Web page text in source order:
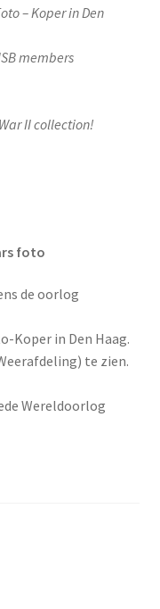
– Koper in Den
members
II collection!
foto
de oorlog
Koper in Den Haag.
te zien.
Wereldoorlog